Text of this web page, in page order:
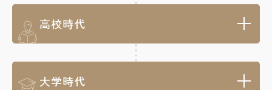
高校時代
大学時代